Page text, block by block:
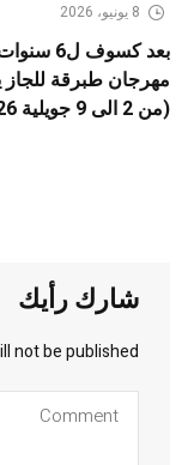
8 يونيو، 2026
بعد كسوف ل6
مهرجان طبرقة للجاز
(من 2 الى 9 جويلية 2026)
شارك رأيك
not be published.